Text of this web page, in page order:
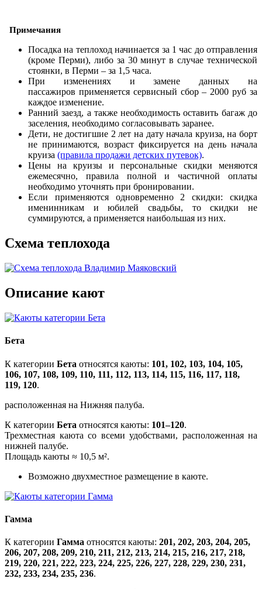
Примечания
Посадка на теплоход начинается за 1 час до отправления
(кроме Перми), либо за 30 минут в случае технической
стоянки, в Перми – за 1,5 часа.
При изменениях и замене данных на
пассажиров применяется сервисный сбор – 2000 руб за
каждое изменение.
Ранний заезд, а также необходимость оставить багаж до
заселения, необходимо согласовывать заранее.
Дети, не достигшие 2 лет на дату начала круиза, на борт
не принимаются, возраст фиксируется на день начала
круиза (правила продажи детских путевок).
Цены на круизы и персональные скидки меняются
ежемесячно, правила полной и частичной оплаты
необходимо уточнять при бронировании.
Если применяются одновременно 2 скидки: скидка
именинникам и юбилей свадьбы, то скидки не
суммируются, а применяется наибольшая из них.
Схема теплохода
Описание кают
Бета
К категории Бета относятся каюты: 101, 102, 103, 104, 105,
106, 107, 108, 109, 110, 111, 112, 113, 114, 115, 116, 117, 118,
119, 120.
расположенная на Нижняя палуба.
К категории Бета относятся каюты: 101–120.
Трехместная каюта со всеми удобствами, расположенная на
нижней палубе.
Площадь каюты ≈ 10,5 м².
Возможно двухместное размещение в каюте.
Гамма
К категории Гамма относятся каюты: 201, 202, 203, 204, 205,
206, 207, 208, 209, 210, 211, 212, 213, 214, 215, 216, 217, 218,
219, 220, 221, 222, 223, 224, 225, 226, 227, 228, 229, 230, 231,
232, 233, 234, 235, 236.